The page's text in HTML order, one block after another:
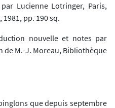
Lucienne Lotringer, Paris,
pp. 190 sq.
nouvelle et notes par
de M.-J. Moreau, Bibliothèque
que depuis septembre